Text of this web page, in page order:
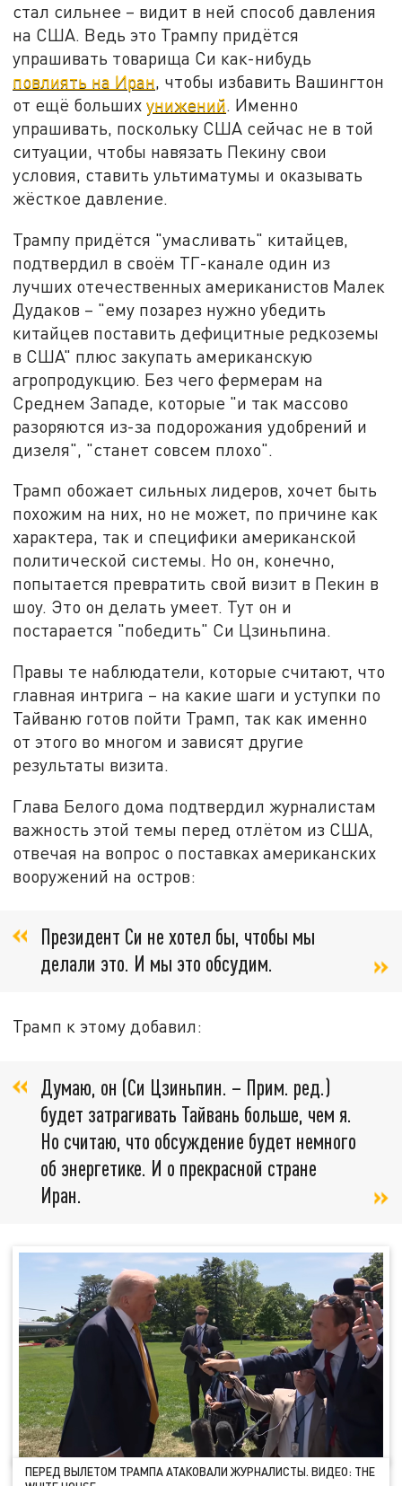
стал сильнее – видит в ней способ давления
на США. Ведь это Трампу придётся
упрашивать товарища Си как-нибудь
повлиять на Иран, чтобы избавить Вашингтон
от ещё большихунижений. Именно
упрашивать, поскольку США сейчас не в той
ситуации, чтобы навязать Пекину свои
условия, ставить ультиматумы и оказывать
жёсткое давление.
Трампу придётся "умасливать" китайцев,
подтвердил в своём ТГ-канале один из
лучших отечественных американистов Малек
Дудаков – "ему позарез нужно убедить
китайцев поставить дефицитные редкоземы
в США" плюс закупать американскую
агропродукцию. Без чего фермерам на
Среднем Западе, которые "и так массово
разоряются из-за подорожания удобрений и
дизеля", "станет совсем плохо".
Трамп обожает сильных лидеров, хочет быть
похожим на них, но не может, по причине как
характера, так и специфики американской
политической системы. Но он, конечно,
попытается превратить свой визит в Пекин в
шоу. Это он делать умеет. Тут он и
постарается "победить" Си Цзиньпина.
Правы те наблюдатели, которые считают, что
главная интрига – на какие шаги и уступки по
Тайваню готов пойти Трамп, так как именно
от этого во многом и зависят другие
результаты визита.
Глава Белого дома подтвердил журналистам
важность этой темы перед отлётом из США,
отвечая на вопрос о поставках американских
вооружений на остров:
Президент Си не хотел бы, чтобы мы
делали это. И мы это обсудим.
Трамп к этому добавил:
Думаю, он (Си Цзиньпин. – Прим. ред.)
будет затрагивать Тайвань больше, чем я.
Но считаю, что обсуждение будет немного
об энергетике. И о прекрасной стране
Иран.
ПЕРЕД ВЫЛЕТОМ ТРАМПА АТАКОВАЛИ ЖУРНАЛИСТЫ. ВИДЕО: THE